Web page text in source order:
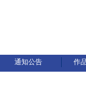
通知公告 作